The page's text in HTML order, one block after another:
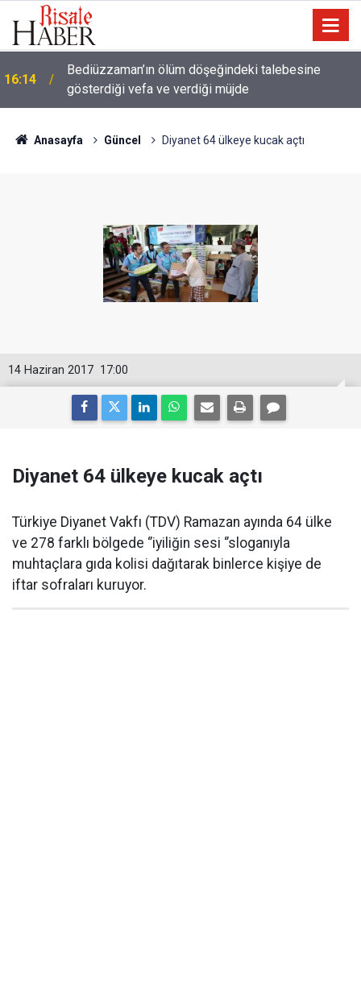
16:14
Bediüzzaman’ın ölüm döşeğindeki talebesine
gösterdiği vefa ve verdiği müjde
Anasayfa Güncel Diyanet 64 ülkeye kucak açtı
17:00
14 Haziran 2017
Diyanet 64 ülkeye kucak açtı
Türkiye Diyanet Vakfı (TDV) Ramazan ayında 64 ülke
ve 278 farklı bölgede ‘’iyiliğin sesi ‘’sloganıyla
muhtaçlara gıda kolisi dağıtarak binlerce kişiye de
iftar sofraları kuruyor.